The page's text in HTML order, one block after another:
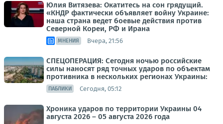
Юлия Витязева: Окатитесь на сон грядущий.
«КНДР фактически объявляет войну Украине:
наша страна ведет боевые действия против
Северной Кореи, РФ и Ирана
МНЕНИЯ Вчера, 21:56
СПЕЦОПЕРАЦИЯ: Сегодня ночью российские
силы наносят ряд точных ударов по объектам
противника в нескольких регионах Украины:
ПАБЛИКИ Сегодня, 05:12
Хроника ударов по территории Украины 04
августа 2026 – 05 августа 2026 года